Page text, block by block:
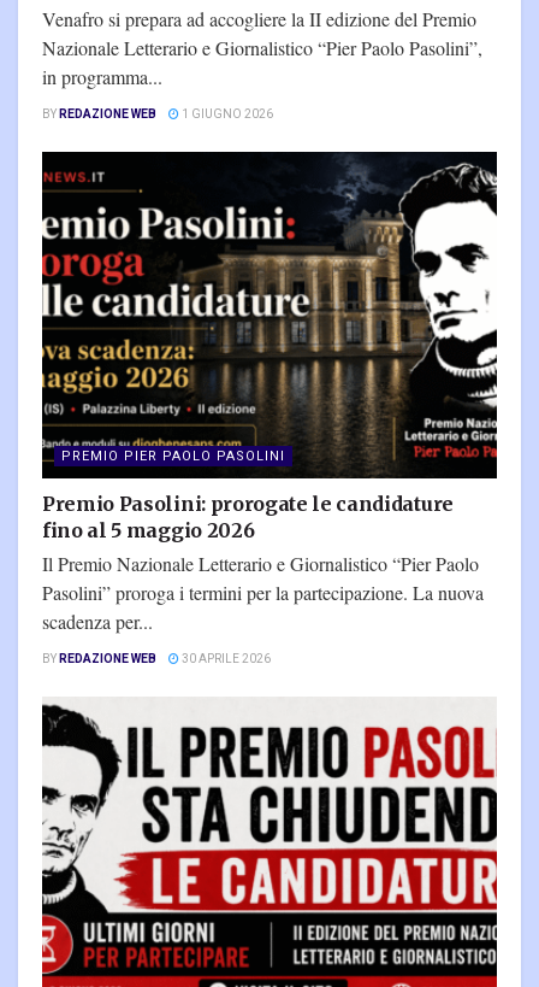
Venafro si prepara ad accogliere la II edizione del Premio
Nazionale Letterario e Giornalistico “Pier Paolo Pasolini”,
in programma...
BYREDAZIONE WEB 1 GIUGNO 2026
PREMIO PIER PAOLO PASOLINI
Premio Pasolini: prorogate le candidature
fino al 5 maggio 2026
Il Premio Nazionale Letterario e Giornalistico “Pier Paolo
Pasolini” proroga i termini per la partecipazione. La nuova
scadenza per...
BYREDAZIONE WEB 30 APRILE 2026